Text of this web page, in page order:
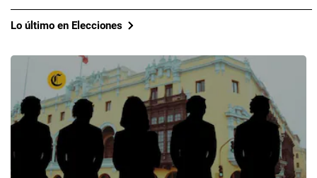
Lo último en Elecciones